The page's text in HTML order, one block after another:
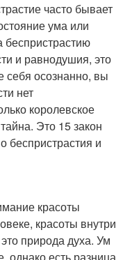
часто бывает
ума или
беспристрастию
и равнодушия, это
себя осознанно, вы
нет
королевское
Это 15 закон
беспристрастия и
красоты
красоты внутри
природа духа. Ум